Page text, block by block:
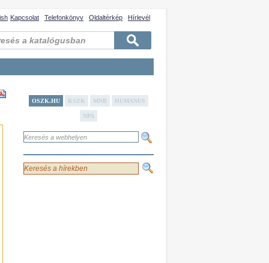
Kapcsolat Telefonkönyv Oldaltérkép Hírlevél
OSZK.HU KSZK MNB HUMANUS
NPA